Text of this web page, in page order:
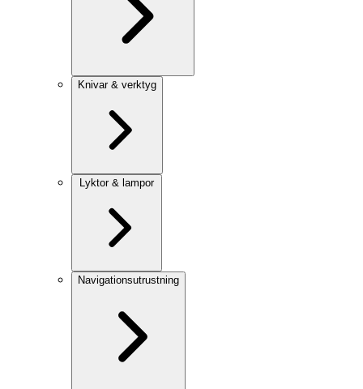
Knivar & verktyg
Lyktor & lampor
Navigationsutrustning